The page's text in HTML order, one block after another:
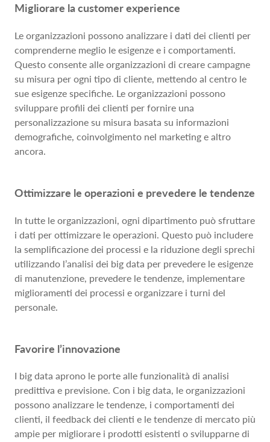
Migliorare la customer experience
Le organizzazioni possono analizzare i dati dei clienti per
comprenderne meglio le esigenze e i comportamenti.
Questo consente alle organizzazioni di creare campagne
su misura per ogni tipo di cliente, mettendo al centro le
sue esigenze specifiche. Le organizzazioni possono
sviluppare profili dei clienti per fornire una
personalizzazione su misura basata su informazioni
demografiche, coinvolgimento nel marketing e altro
ancora.
Ottimizzare le operazioni e prevedere le tendenze
In tutte le organizzazioni, ogni dipartimento può sfruttare
i dati per ottimizzare le operazioni. Questo può includere
la semplificazione dei processi e la riduzione degli sprechi
utilizzando l’analisi dei big data per prevedere le esigenze
di manutenzione, prevedere le tendenze, implementare
miglioramenti dei processi e organizzare i turni del
personale.
Favorire l’innovazione
I big data aprono le porte alle funzionalità di analisi
predittiva e previsione. Con i big data, le organizzazioni
possono analizzare le tendenze, i comportamenti dei
clienti, il feedback dei clienti e le tendenze di mercato più
ampie per migliorare i prodotti esistenti o svilupparne di